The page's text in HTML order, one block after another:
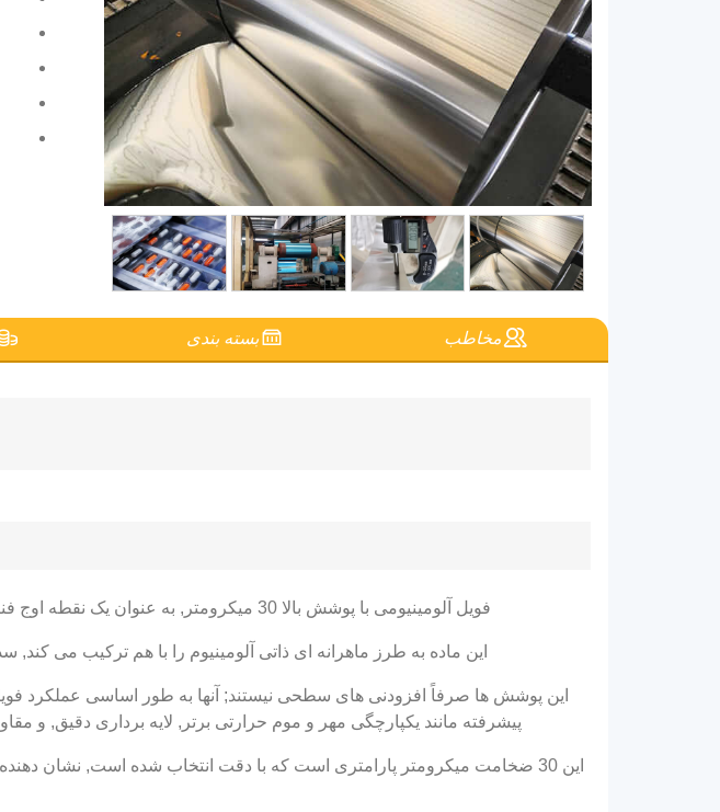
بسته بندی مخاطب
فویل آلومینیومی با پوشش بالا 30 میکرومتر, به عنوان یک نقطه اوج فناوری در بسته بندی محافظ می ایستد, حفاظت از محصولات حساس در بسیاری از صنایع.
این ماده به طرز ماهرانه ای ذاتی آلومینیوم را با هم ترکیب می
این پوشش ها صرفاً افزودنی های سطحی نیستند; آنها به طور اساسی عملکرد
پیشرفته مانند یکپارچگی مهر و موم حرارتی برتر, لایه برداری دقیق, و
این 30 ضخامت میکرومتر پارامتری است که با دقت انتخاب شده است, نشان